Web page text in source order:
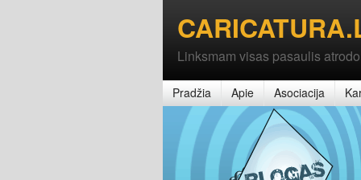
Linksmam visas pasaulis
Pradžia Apie Asociacija